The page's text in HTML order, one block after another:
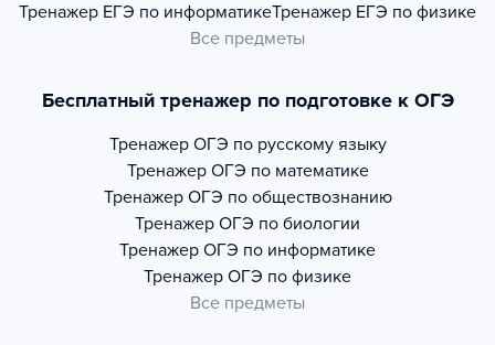
Тренажер ЕГЭ по информатикеТренажер ЕГЭ по физике
Все предметы
Бесплатный тренажер по подготовке к ОГЭ
Тренажер ОГЭ по русскому языку
Тренажер ОГЭ по математике
Тренажер ОГЭ по обществознанию
Тренажер ОГЭ по биологии
Тренажер ОГЭ по информатике
Тренажер ОГЭ по физике
Все предметы